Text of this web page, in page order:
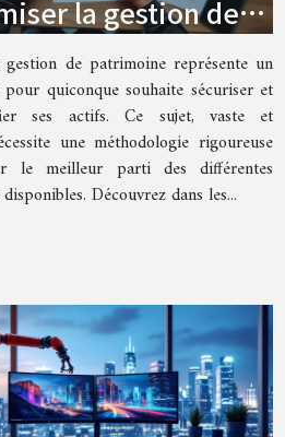
la gestion de
patrimoine
de patrimoine représente un
quiconque souhaite sécuriser et
ses actifs. Ce sujet, vaste et
une méthodologie rigoureuse
le meilleur parti des différentes
Découvrez dans les...